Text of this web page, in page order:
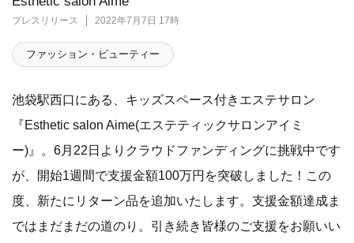
プレスリリース 2022年7月7日 17時
ファッション・ビューティー
池袋駅西口にある、キッズスペース付きエステサロン
『Esthetic salon Aime(エステティックサロンアイミ
ー)』。6月22日よりクラウドファンディングに挑戦中です
が、開始1週間で支援金額100万円を突破しました！この
度、新たにリターン品を追加いたします。支援金額達成ま
ではまだまだの道のり。引き続き皆様のご支援をお願いい